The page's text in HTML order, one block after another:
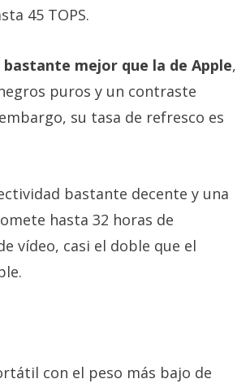
45 TOPS.
bastante mejor que la de Apple,
puros y un contraste
su tasa de refresco es
bastante decente y una
hasta 32 horas de
vídeo, casi el doble que el
con el peso más bajo de